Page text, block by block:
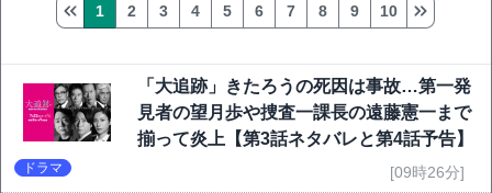
1 2 3 4 5 6 7 8 9 10
「大追跡」きたろうの死因は事故…第一発
見者の望月歩や捜査一課長の遠藤憲一まで
揃って炎上【第3話ネタバレと第4話予告】
ドラマ [09時26分]